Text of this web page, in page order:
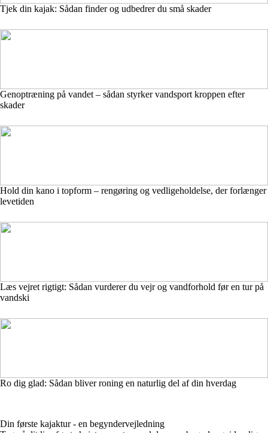
Tjek din kajak: Sådan finder og udbedrer du små skader
Genoptræning på vandet – sådan styrker vandsport kroppen efter
skader
Hold din kano i topform – rengøring og vedligeholdelse, der forlænger
levetiden
Læs vejret rigtigt: Sådan vurderer du vejr og vandforhold før en tur på
vandski
Ro dig glad: Sådan bliver roning en naturlig del af din hverdag
Din første kajaktur - en begyndervejledning